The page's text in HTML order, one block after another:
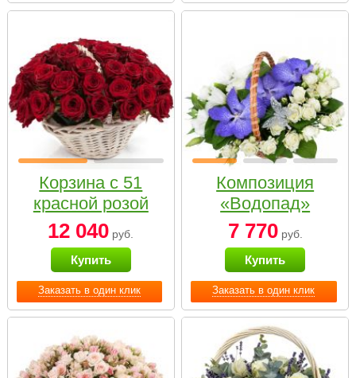
Заказать в один клик
Корзина с 51
красной розой
12 040 руб.
Купить
Заказать в один клик
Композиция
«Водопад»
7 770руб.
Купить